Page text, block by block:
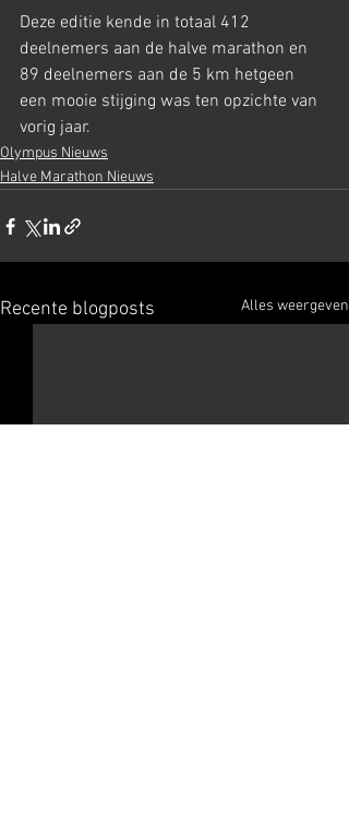
Deze editie kende in totaal 412
deelnemers aan de halve marathon en
89 deelnemers aan de 5 km hetgeen
een mooie stijging was ten opzichte van
vorig jaar.
Olympus Nieuws
Halve Marathon Nieuws
Recente blogposts Alles weergeven